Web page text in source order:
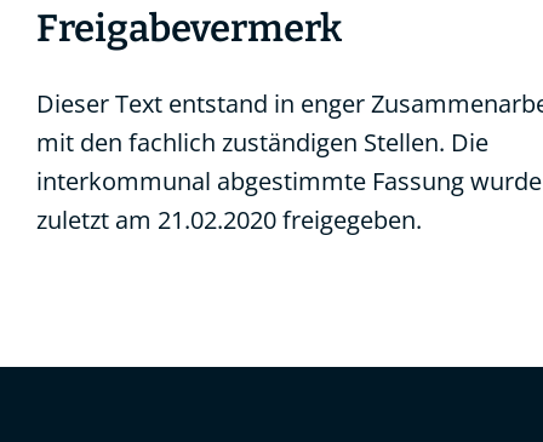
Freigabevermerk
Dieser Text entstand in enger
mit den fachlich zuständigen Stellen. Die
interkommunal abgestimmte Fassung wurde
zuletzt am 21.02.2020 freigegeben.